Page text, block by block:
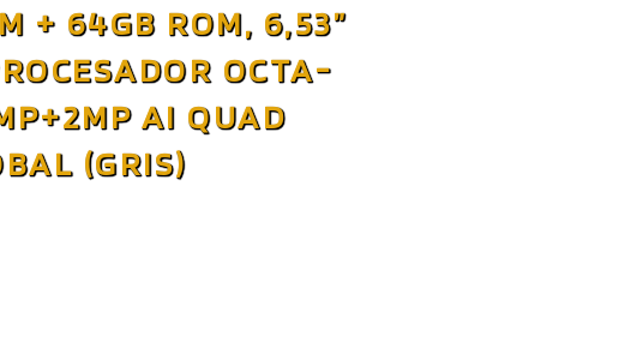
+ 64GB ROM, 6,53”
OCTA-
AI QUAD
(GRIS)